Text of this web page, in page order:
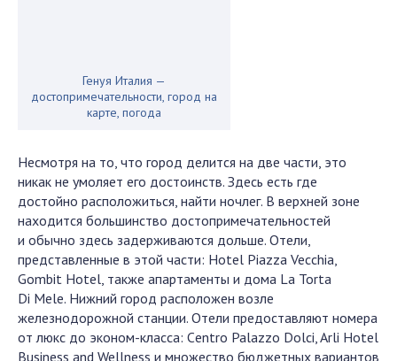
Генуя Италия —
достопримечательности, город на
карте, погода
Несмотря на то, что город делится на две части, это
никак не умоляет его достоинств. Здесь есть где
достойно расположиться, найти ночлег. В верхней зоне
находится большинство достопримечательностей
и обычно здесь задерживаются дольше. Отели,
представленные в этой части: Hotel Piazza Vecchia,
Gombit Hotel, также апартаменты и дома La Torta
Di Mele. Нижний город расположен возле
железнодорожной станции. Отели предоставляют номера
от люкс до эконом-класса: Сentro Palazzo Dolci, Arli Hotel
Business and Wellness и множество бюджетных вариантов